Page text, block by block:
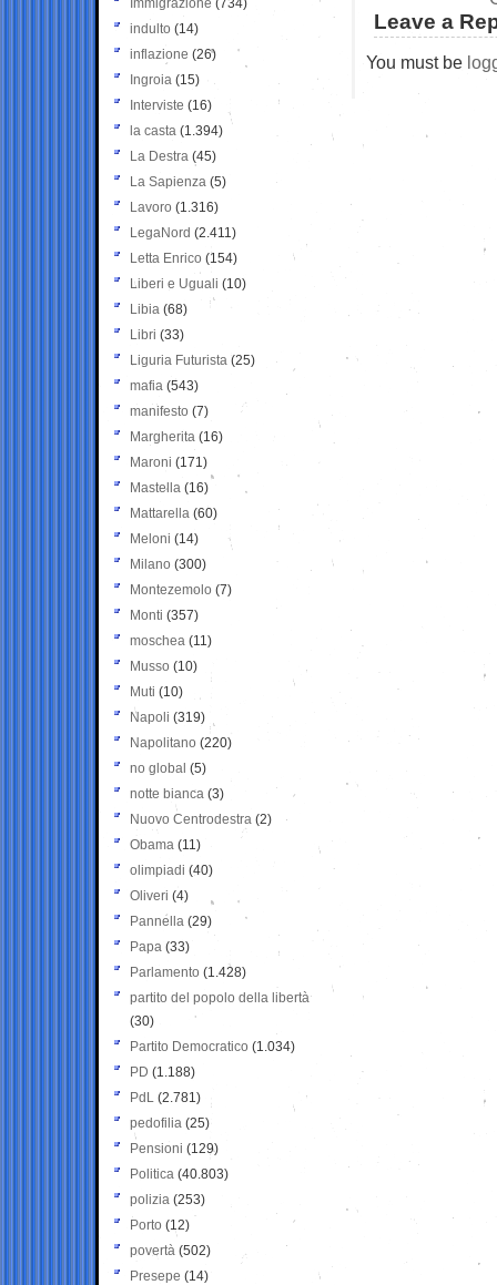
Leave a
You must be
Immigrazione (734)
indulto (14)
inflazione (26)
Ingroia (15)
Interviste (16)
la casta (1.394)
La Destra (45)
La Sapienza (5)
Lavoro (1.316)
LegaNord (2.411)
Letta Enrico (154)
Liberi e Uguali (10)
Libia (68)
Libri (33)
Liguria Futurista (25)
mafia (543)
manifesto (7)
Margherita (16)
Maroni (171)
Mastella (16)
Mattarella (60)
Meloni (14)
Milano (300)
Montezemolo (7)
Monti (357)
moschea (11)
Musso (10)
Muti (10)
Napoli (319)
Napolitano (220)
no global (5)
notte bianca (3)
Nuovo Centrodestra (2)
Obama (11)
olimpiadi (40)
Oliveri (4)
Pannella (29)
Papa (33)
Parlamento (1.428)
partito del popolo della libertà
(30)
Partito Democratico (1.034)
PD (1.188)
PdL (2.781)
pedofilia (25)
Pensioni (129)
Politica (40.803)
polizia (253)
Porto (12)
povertà (502)
Presepe (14)